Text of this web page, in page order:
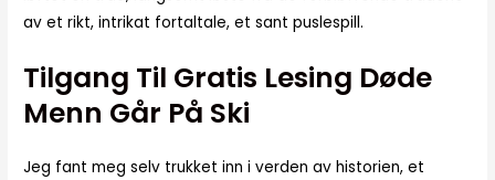
av et rikt, intrikat fortaltale, et sant puslespill.
Tilgang Til Gratis Lesing Døde
Menn Går På Ski
Jeg fant meg selv trukket inn i verden av historien, et